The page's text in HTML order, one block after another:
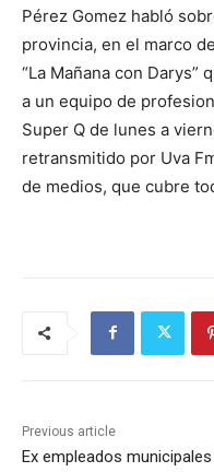
Pérez Gomez habló
provincia, en el marco
“La Mañana con
a un equipo de
Super Q de lunes a
retransmitido por Uva
de medios, que cubre
Previous article
Ex empleados municipales